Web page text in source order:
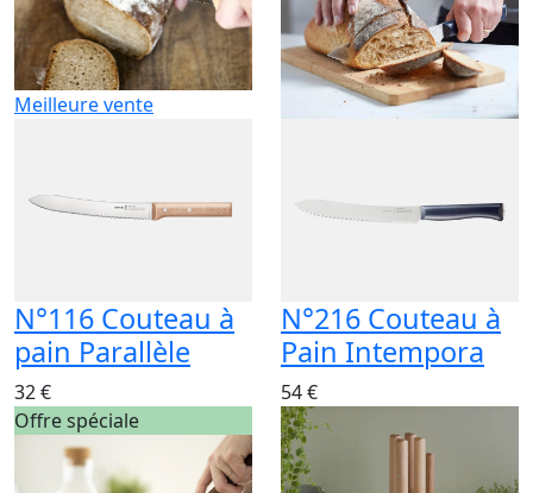
Meilleure vente
N°116 Couteau à
pain Parallèle
32 €
N°216 Couteau à
Pain Intempora
54 €
Offre spéciale